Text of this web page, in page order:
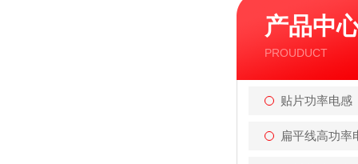
产品中
PROUDUCT
贴片功率电感
扁平线高功率